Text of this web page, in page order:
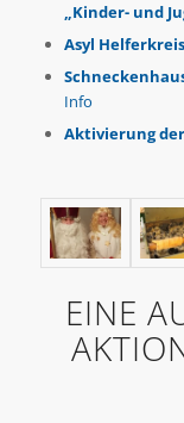
„Kinder- und
Asyl
Info
Aktivierung
EINE